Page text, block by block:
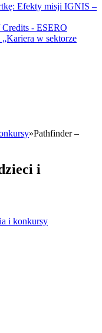
Efekty misji IGNIS –
w sektorze
»Pathfinder –
i
i konkursy